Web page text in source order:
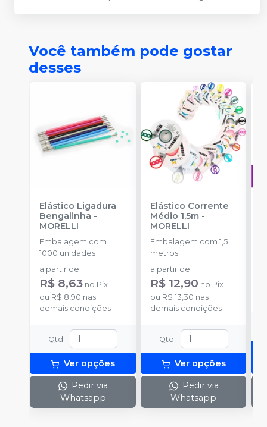
Você também pode gostar
desses
Elástico Ligadura
Bengalinha -
MORELLI
Embalagem com
1000 unidades
a partir de:
R$ 8,63 no Pix
ou R$ 8,90 nas
demais condições
Qtd :
Ver opções
Pedir via
Whatsapp
Elástico Corrente
Médio 1,5m-
MORELLI
Embalagem com 1,5
metros
a partir de:
R$ 12,90 no Pix
ou R$ 13,30 nas
demais condições
Qtd :
Ver opções
Pedir via
Whatsapp